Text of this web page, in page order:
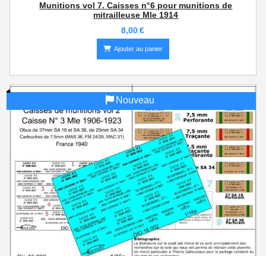
Munitions vol 7. Caisses n°6 pour munitions de
mitrailleuse Mle 1914
8,00€
Ajouter au panier
Nouveau